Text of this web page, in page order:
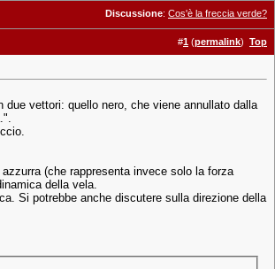
Discussione: Cos'è la freccia verde?
#1 (permalink) Top
vettori: quello nero, che viene annullato dalla
(che rappresenta invece solo la forza
della vela.
Si potrebbe anche discutere sulla direzione della